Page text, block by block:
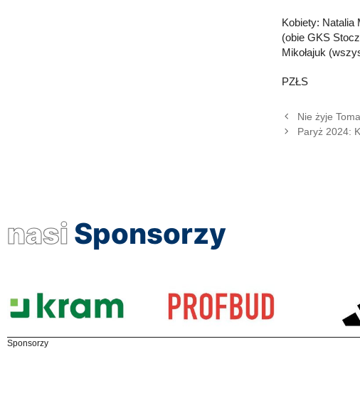
Kobiety: Natalia
(obie GKS
Mikołajuk
PZŁS
Nie żyje
Paryż 2024:
nasi Sponsorzy
Sponsorzy